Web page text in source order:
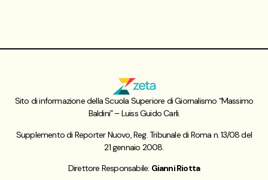
Sito di informazione della Scuola Superiore di Giornalismo “Massimo
Baldini” – Luiss Guido Carli.
Supplemento di Reporter Nuovo, Reg. Tribunale di Roma n. 13/08 del
21 gennaio 2008.
Direttore Responsabile: Gianni Riotta